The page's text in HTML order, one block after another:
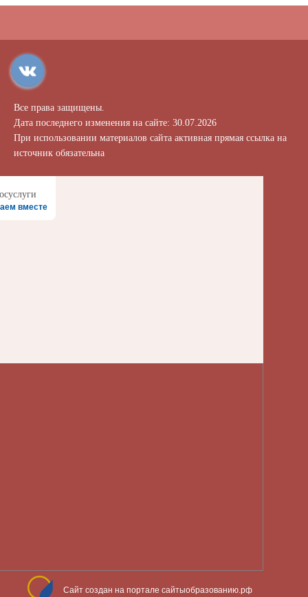
Все права защищены.
Дата последнего изменения на сайте: 30.07.2026
При использовании материалов сайта активная прямая ссылка на
источник обязательна
вместе
Сайт создан на портале сайтыобразованию.рф